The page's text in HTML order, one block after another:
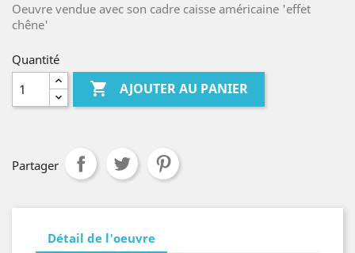
Oeuvre vendue avec son cadre caisse américaine 'effet
chêne'
Quantité
 AJOUTER AU PANIER
Partager
Détail de l'oeuvre